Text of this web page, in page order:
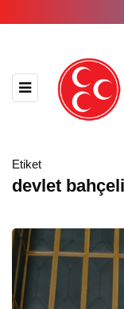
Etiket
devlet